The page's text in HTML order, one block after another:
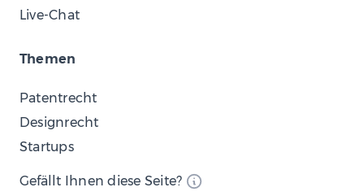
Live-Chat
Themen
Patentrecht
Designrecht
Startups
Gefällt Ihnen diese Seite?